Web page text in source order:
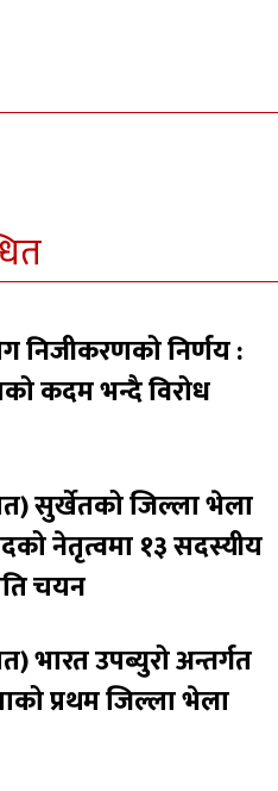
निजीकरणको निर्णय :
कदम भन्दै विरोध
सुर्खेतको जिल्ला भेला
नेतृत्वमा १३ सदस्यीय
चयन
भारत उपब्युरो अन्तर्गत
प्रथम जिल्ला भेला